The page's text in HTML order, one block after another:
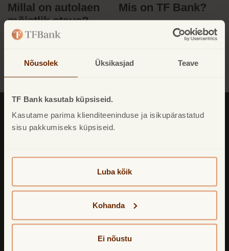
Nõusolek Üksikasjad Teave
TF Bank kasutab küpsiseid.
Kasutame parima klienditeeninduse ja isikupärastatud
sisu pakkumiseks küpsiseid.
Luba kõik
Kohanda
Ei nõustu
Millal on autolaen
mõistlik otsus?
Loe lähemalt
Mis on TF Bank?
Loe lähemalt
TF Bank AB (publ.) Eesti filiaal
A. H. Tammsaare tee 47
Blogi